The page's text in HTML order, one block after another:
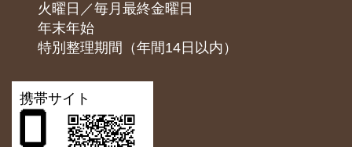
火曜日／毎月最終金曜日
年末年始
特別整理期間（年間14日以内）
携帯サイト